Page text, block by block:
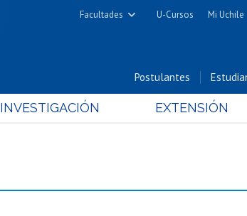
Facultades
Cs. Físicas y Matemáticas
Cs. Químicas y Farmacéuticas
U-Cursos Mi Uchile
Postulantes
INVESTIGACIÓN EXTENSIÓN